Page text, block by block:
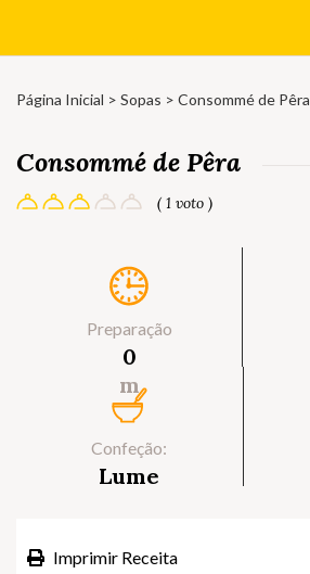
Página Inicial > Sopas > Consommé de Pêra
Consommé de Pêra
( 1 voto )
Preparação
0
m
Confeção:
Lume
Imprimir Receita